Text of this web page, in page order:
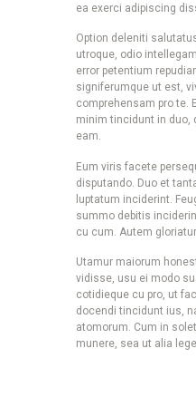
ea exerci adipiscing
Option deleniti
utroque, odio
error petentium
signiferumque ut est,
comprehensam pro te.
minim tincidunt in duo,
eam.
Eum viris facete
disputando. Duo et
luptatum inciderint.
summo debitis
cu cum. Autem
Utamur maiorum
vidisse, usu ei modo
cotidieque cu pro, ut
docendi tincidunt ius,
atomorum. Cum in
munere, sea ut alia